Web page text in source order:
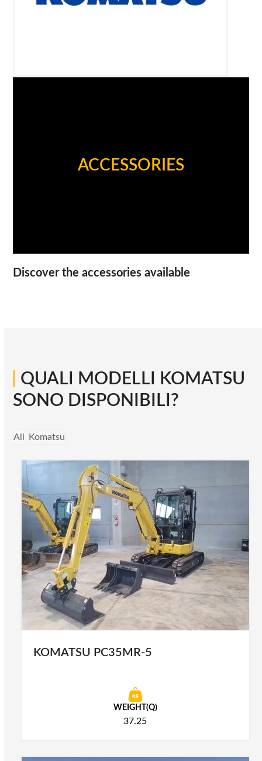
ACCESSORIES
Discover the accessories available
QUALI MODELLI KOMATSU
SONO DISPONIBILI?
All Komatsu
KOMATSU PC35MR-5
WEIGHT(Q)
37.25